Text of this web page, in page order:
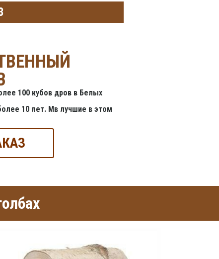
100 кубов дров в Белых
10 лет. Мв лучшие в этом